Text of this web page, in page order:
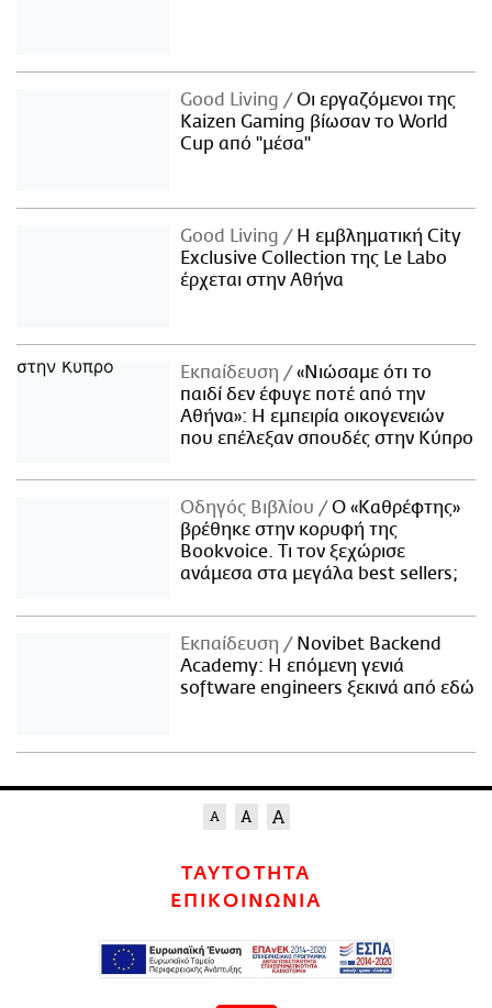
Good Living
Οι εργαζόμενοι της
Kaizen Gaming βίωσαν το World
Cup από "μέσα"
Good Living
Η εμβληματική City
Exclusive Collection της Le Labo
έρχεται στην Αθήνα
Εκπαίδευση
«Νιώσαμε ότι το
παιδί δεν έφυγε ποτέ από την
Αθήνα»: Η εμπειρία οικογενειών
που επέλεξαν σπουδές στην Κύπρο
Οδηγός Βιβλίου
Ο «Καθρέφτης»
βρέθηκε στην κορυφή της
Bookvoice. Τι τον ξεχώρισε
ανάμεσα στα μεγάλα best sellers;
Εκπαίδευση
Novibet Backend
Academy: Η επόμενη γενιά
software engineers ξεκινά από εδώ
ΤΑΥΤΟΤΗΤΑ
ΕΠΙΚΟΙΝΩΝΙΑ